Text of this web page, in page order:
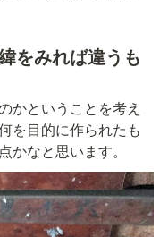
をみれば違うも
かということを考え
を目的に作られたも
なと思います。